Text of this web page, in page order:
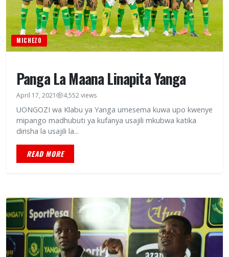
MICHEZO
Panga La Maana Linapita Yanga
April 17, 2021 4,552 views
UONGOZI wa Klabu ya Yanga umesema kuwa upo kwenye
mipango madhubuti ya kufanya usajili mkubwa katika
dirisha la usajili la...
READ MORE